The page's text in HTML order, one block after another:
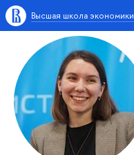
Высшая школа экономики